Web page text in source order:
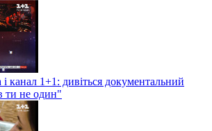
і канал 1+1: дивіться документальний
ти не один"